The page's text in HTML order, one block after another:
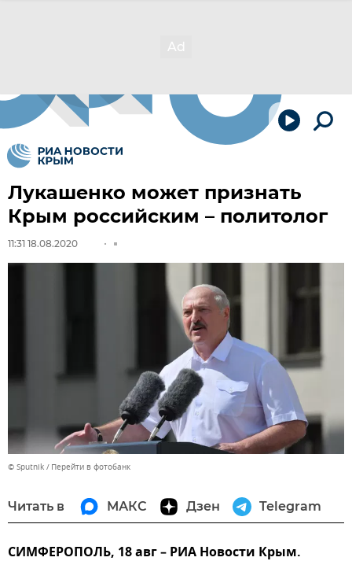
Лукашенко может признать
Крым российским – политолог
11:31 18.08.2020
© Sputnik Перейти в фотобанк
Читать в МАКС Дзен Telegram
СИМФЕРОПОЛЬ, 18 авг – РИА Новости Крым.